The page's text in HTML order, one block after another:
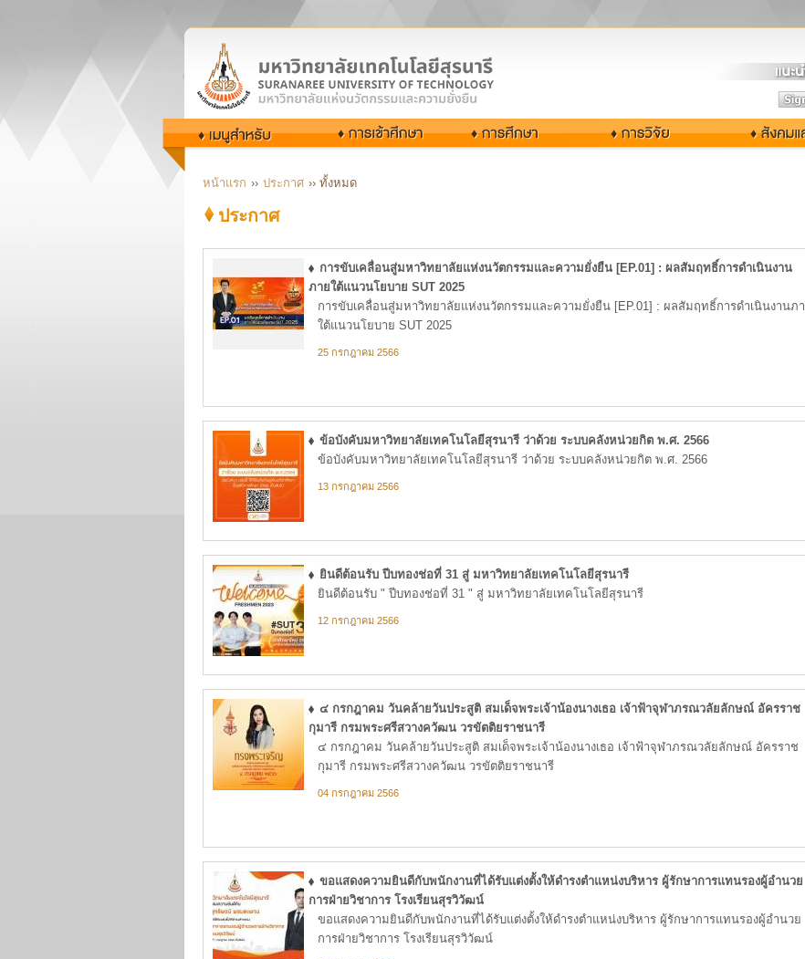
หน้าแรก ›› ประกาศ ›› ทั้งหมด
ประกาศ
การขับเคลื่อนสู่มหาวิทยาลัยแห่งนวัตกรรมและความยั่งยืน [EP.01] : ผลสัมฤทธิ์การดำเนินงาน
ภายใต้แนวนโยบาย SUT 2025
การขับเคลื่อนสู่มหาวิทยาลัยแห่งนวัตกรรมและความยั่งยืน [EP.01] : ผลสัมฤทธิ์การดำเนินงานภ
ใต้แนวนโยบาย SUT 2025
25 กรกฎาคม 2566
ข้อบังคับมหาวิทยาลัยเทคโนโลยีสุรนารี ว่าด้วย ระบบคลังหน่วยกิต พ.ศ. 2566
ข้อบังคับมหาวิทยาลัยเทคโนโลยีสุรนารี ว่าด้วย ระบบคลังหน่วยกิต พ.ศ. 2566
13 กรกฎาคม 2566
ยินดีต้อนรับ ปีบทองช่อที่ 31 สู่ มหาวิทยาลัยเทคโนโลยีสุรนารี
ยินดีต้อนรับ " ปีบทองช่อที่ 31 " สู่ มหาวิทยาลัยเทคโนโลยีสุรนารี
12 กรกฎาคม 2566
๔ กรกฎาคม วันคล้ายวันประสูติ สมเด็จพระเจ้าน้องนางเธอ เจ้าฟ้าจุฬาภรณวลัยลักษณ์ อัครราช
กุมารี กรมพระศรีสวางควัฒน วรขัตติยราชนารี
๔ กรกฎาคม วันคล้ายวันประสูติ สมเด็จพระเจ้าน้องนางเธอ เจ้าฟ้าจุฬาภรณวลัยลักษณ์ อัครราช
กุมารี กรมพระศรีสวางควัฒน วรขัตติยราชนารี
04 กรกฎาคม 2566
ขอแสดงความยินดีกับพนักงานที่ได้รับแต่งตั้งให้ดำรงตำแหน่งบริหาร ผู้รักษาการแทนรองผู้อำนวย
การฝ่ายวิชาการ โรงเรียนสุรวิวัฒน์
ขอแสดงความยินดีกับพนักงานที่ได้รับแต่งตั้งให้ดำรงตำแหน่งบริหาร ผู้รักษาการแทนรองผู้อำนวย
การฝ่ายวิชาการ โรงเรียนสุรวิวัฒน์